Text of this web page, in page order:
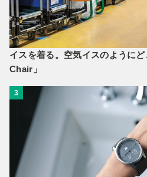
イスを着る。空気イスのように
Chair」
3